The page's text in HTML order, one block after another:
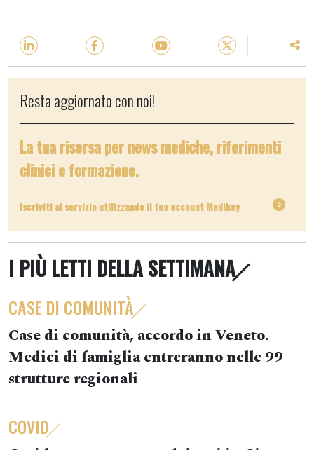
Resta aggiornato con noi!
La tua risorsa per news mediche, riferimenti
clinici e formazione.
Iscriviti al servizio utilizzando il tuo account Medikey
I PIÙ LETTI DELLA SETTIMANA
CASE DI COMUNITÀ
Case di comunità, accordo in Veneto.
Medici di famiglia entreranno nelle 99
strutture regionali
COVID